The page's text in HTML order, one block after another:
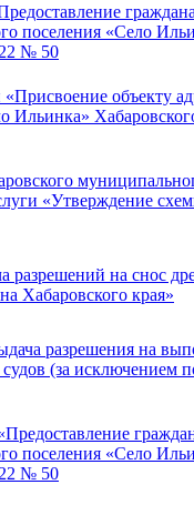
поселения «Село
№ 50
объекту
Ильинка»
«Утверждение
на снос
Хабаровского края»
разрешения на
(за исключением
поселения «Село
№ 50